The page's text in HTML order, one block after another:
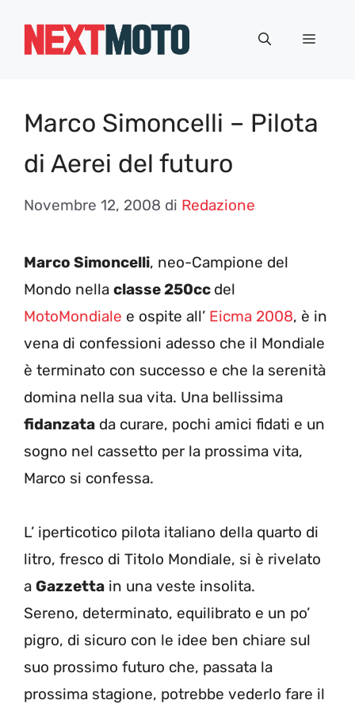
Menu
Marco Simoncelli – Pilota
di Aerei del futuro
Novembre 12, 2008 di Redazione
Marco Simoncelli, neo-Campione del
Mondo nella classe 250cc del
MotoMondiale e ospite all’ Eicma 2008, è in
vena di confessioni adesso che il Mondiale
è terminato con successo e che la serenità
domina nella sua vita. Una bellissima
fidanzata da curare, pochi amici fidati e un
sogno nel cassetto per la prossima vita,
Marco si confessa.
L’ iperticotico pilota italiano della quarto di
litro, fresco di Titolo Mondiale, si è rivelato
a Gazzetta in una veste insolita.
Sereno, determinato, equilibrato e un po’
pigro, di sicuro con le idee ben chiare sul
suo prossimo futuro che, passata la
prossima stagione, potrebbe vederlo fare il